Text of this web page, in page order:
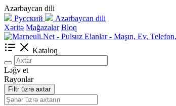
Azərbaycan dili
Русский
Azərbaycan dili
Xəritə Mağazalar Bloq
Kataloq
Ləğv et
Rayonlar
Filtr üzrə axtar